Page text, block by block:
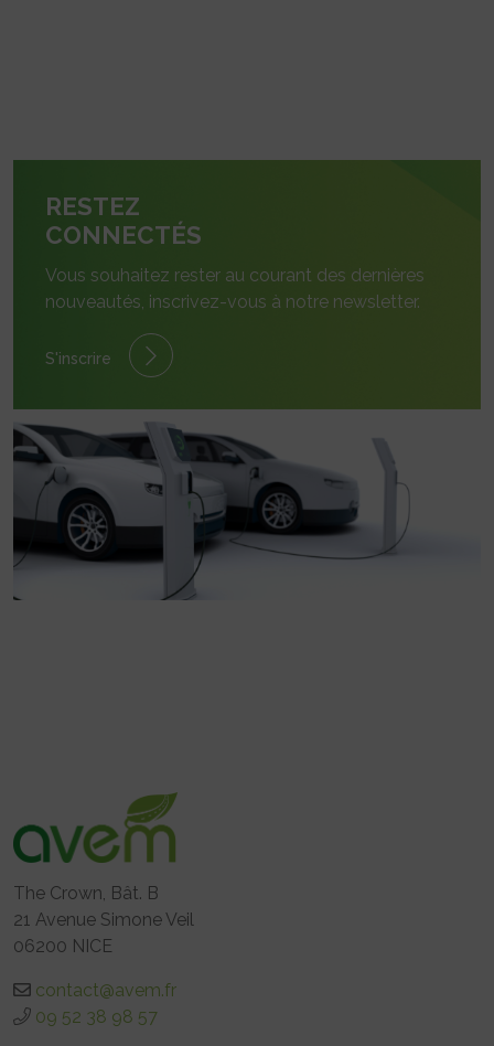
RESTEZ
CONNECTÉS
Vous souhaitez rester au courant des dernières
nouveautés, inscrivez-vous à notre newsletter.
S'inscrire
The Crown, Bât. B
21 Avenue Simone Veil
06200 NICE
contact@avem.fr
09 52 38 98 57